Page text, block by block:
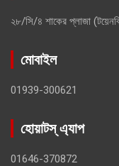
২৮/সি/৪ শাকের প্লাজা
মোবাইল
01939-300621
হোয়াটস্ এ্যাপ
01646-370872